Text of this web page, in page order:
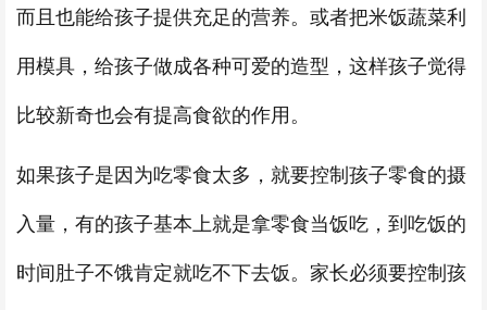
而且也能给孩子提供充足的营养。或者把米饭蔬菜利
用模具，给孩子做成各种可爱的造型，这样孩子觉得
比较新奇也会有提高食欲的作用。
如果孩子是因为吃零食太多，就要控制孩子零食的摄
入量，有的孩子基本上就是拿零食当饭吃，到吃饭的
时间肚子不饿肯定就吃不下去饭。家长必须要控制孩